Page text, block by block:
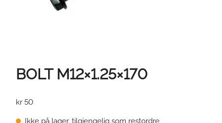
BOLT M12×1.25×170
kr 50
Ikke på lager, tilgjengelig som restordre